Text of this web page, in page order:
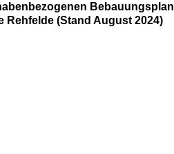
Bebauungsplan
(Stand August 2024)